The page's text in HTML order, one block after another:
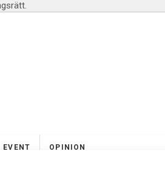
EVENT OPINION